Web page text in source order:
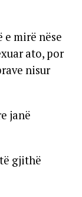
e mirë nëse
ato, por
nisur
janë
gjithë